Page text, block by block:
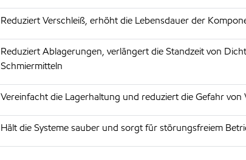
Reduziert Verschleiß, erhöht die Lebensdauer der
Reduziert Ablagerungen, verlängert die Standzeit von
Schmiermitteln
Vereinfacht die Lagerhaltung und reduziert die Gefahr von
Hält die Systeme sauber und sorgt für störungsfreiem